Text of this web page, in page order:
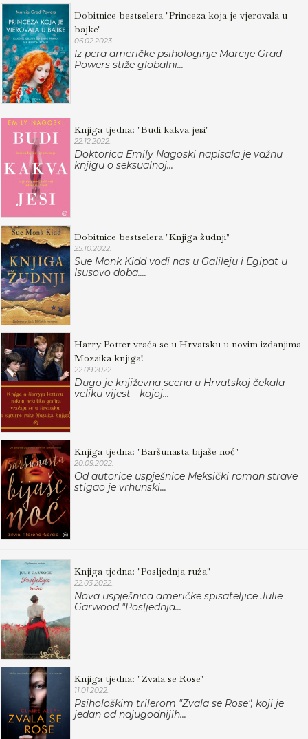
Dobitnice bestselera "Princeza koja je vjerovala u
bajke"
06.02.2023.
Iz pera američke psihologinje Marcije Grad
Powers stiže globalni...
Knjiga tjedna: "Budi kakva jesi"
22.12.2022.
Doktorica Emily Nagoski napisala je važnu
knjigu o seksualnoj...
Dobitnice bestselera "Knjiga žudnji"
25.10.2022.
Sue Monk Kidd vodi nas u Galileju i Egipat u
Isusovo doba....
Harry Potter vraća se u Hrvatsku u novim izdanjima
Mozaika knjiga!
22.09.2022.
Dugo je književna scena u Hrvatskoj čekala
veliku vijest - kojoj...
Knjiga tjedna: "Baršunasta bijaše noć"
20.09.2022.
Od autorice uspješnice Meksički roman strave
stigao je vrhunski...
Knjiga tjedna: "Posljednja ruža"
22.03.2022.
Nova uspješnica američke spisateljice Julie
Garwood "Posljednja...
Knjiga tjedna: "Zvala se Rose"
11.01.2022.
Psihološkim trilerom "Zvala se Rose", koji je
jedan od najugodnijih...